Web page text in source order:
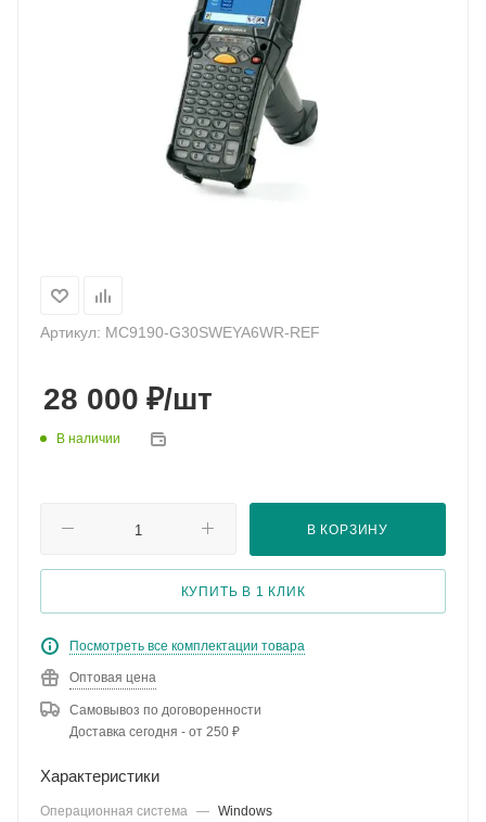
Артикул: MC9190-G30SWEYA6WR-REF
28 000 ₽/шт
В наличии
В КОРЗИНУ
КУПИТЬ В 1 КЛИК
Посмотреть все комплектации товара
Оптовая цена
Самовывоз по договоренности
Доставка сегодня - от 250 ₽
Характеристики
Операционная система — Windows